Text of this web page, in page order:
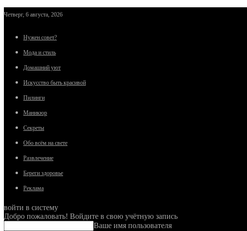
Четверг, 6 августа, 2026
Нужен совет?
Мода и стиль
Домашний уют
Искусство быть красивой
Пилинги
Маникюр
Секреты
Обо всём на свете
Развлечение
Береги здоровье
Реклама
войти в систему
Добро пожаловать! Войдите в свою учётную запись
Ваше имя пользователя